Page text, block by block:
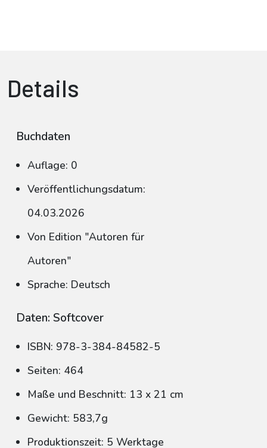
Details
Buchdaten
Auflage: 0
Veröffentlichungsdatum:
04.03.2026
Von Edition "Autoren für
Autoren"
Sprache: Deutsch
Daten: Softcover
ISBN: 978-3-384-84582-5
Seiten: 464
Maße und Beschnitt: 13 x 21 cm
Gewicht: 583,7g
Produktionszeit: 5 Werktage